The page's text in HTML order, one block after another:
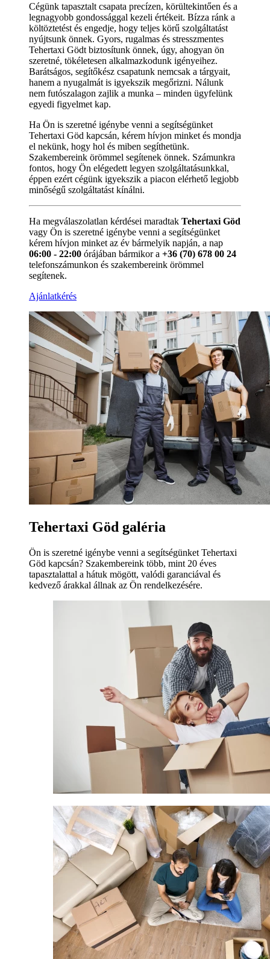
Cégünk tapasztalt csapata precízen, körültekintően és a
legnagyobb gondossággal kezeli értékeit. Bízza ránk a
költöztetést és engedje, hogy teljes körű szolgáltatást
nyújtsunk önnek. Gyors, rugalmas és stresszmentes
Tehertaxi Gödt biztosítunk önnek, úgy, ahogyan ön
szeretné, tökéletesen alkalmazkodunk igényeihez.
Barátságos, segítőkész csapatunk nemcsak a tárgyait,
hanem a nyugalmát is igyekszik megőrizni. Nálunk
nem futószalagon zajlik a munka – minden ügyfelünk
egyedi figyelmet kap.
Ha Ön is szeretné igénybe venni a segítségünket
Tehertaxi Göd kapcsán, kérem hívjon minket és mondja
el nekünk, hogy hol és miben segíthetünk.
Szakembereink örömmel segítenek önnek. Számunkra
fontos, hogy Ön elégedett legyen szolgáltatásunkkal,
éppen ezért cégünk igyekszik a piacon elérhető legjobb
minőségű szolgáltatást kínálni.
Ha megválaszolatlan kérdései maradtak Tehertaxi Göd
vagy Ön is szeretné igénybe venni a segítségünket
kérem hívjon minket az év bármelyik napján, a nap
06:00 - 22:00 órájában bármikor a +36 (70) 678 00 24
telefonszámunkon és szakembereink örömmel
segítenek.
Ajánlatkérés
Tehertaxi Göd galéria
Ön is szeretné igénybe venni a segítségünket Tehertaxi
Göd kapcsán? Szakembereink több, mint 20 éves
tapasztalattal a hátuk mögött, valódi garanciával és
kedvező árakkal állnak az Ön rendelkezésére.